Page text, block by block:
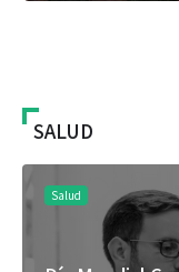
SALUD
Salud